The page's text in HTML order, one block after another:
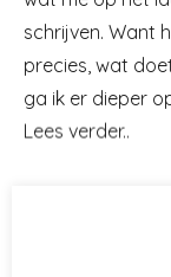
schrijven. Want
precies, wat
ga ik er dieper
Lees verder..